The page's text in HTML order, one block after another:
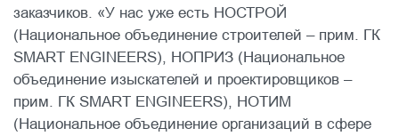
заказчиков. «У нас уже есть НОСТРОЙ
(Национальное объединение строителей – прим. ГК
SMART ENGINEERS), НОПРИЗ (Национальное
объединение изыскателей и проектировщиков –
прим. ГК SMART ENGINEERS), НОТИМ
(Национальное объединение организаций в сфере